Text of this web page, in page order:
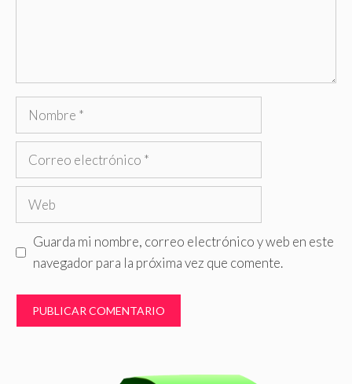
Nombre
Correo
Web
Guarda mi nombre, correo electrónico y web en este
navegador para la próxima vez que comente.